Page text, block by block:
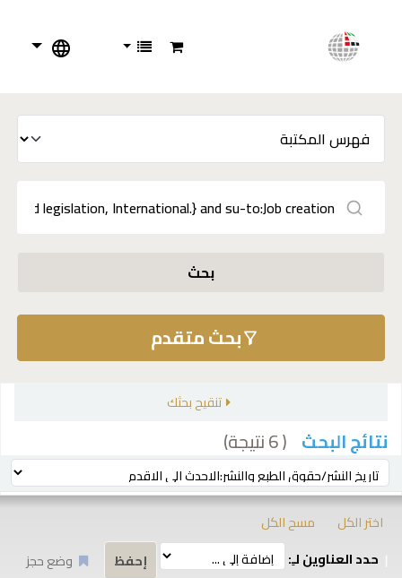
بحث
بحث متقدم
تنقيح بحثك
نتائج البحث ( 6 نتيجة)
ترتيب بواسطة:
اختر الكل
مسح الكل
حدد العناوين لـِ:
وضع حجز